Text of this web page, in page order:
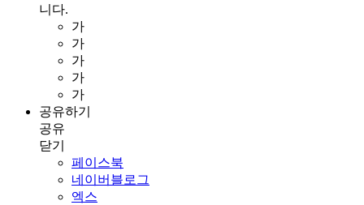
니다.
가
가
가
가
가
공유하기
공유
닫기
페이스북
네이버블로그
엑스